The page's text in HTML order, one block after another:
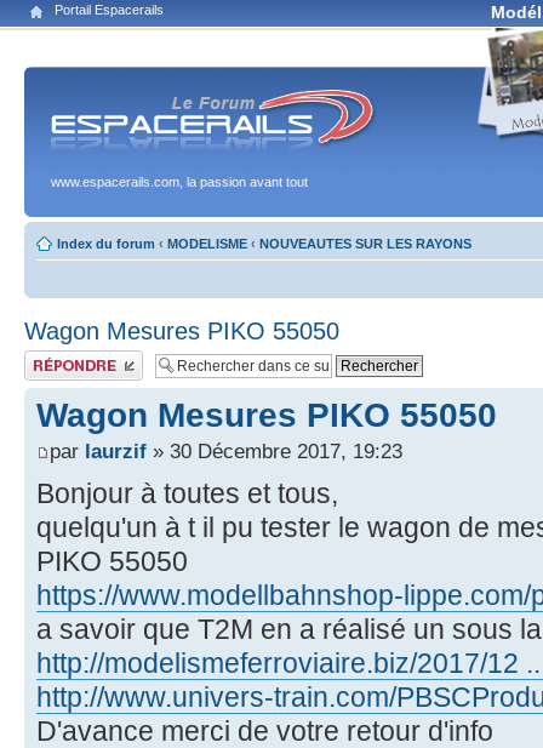
Portail Espacerails
www.espacerails.com, la passion avant tout
Index du forum ‹ MODELISME ‹ NOUVEAUTES SUR LES RAYONS
Wagon Mesures PIKO 55050
Publier une réponse
Wagon Mesures PIKO 55050
par laurzif » 30 Décembre 2017, 19:23
Bonjour à toutes et tous,
quelqu'un à t il pu tester le wagon de
PIKO 55050
https://www.modellbahnshop-lippe.com/
a savoir que T2M en a réalisé un sous
http://modelismeferroviaire.biz/2017/12
http://www.univers-train.com/
D'avance merci de votre retour d'info